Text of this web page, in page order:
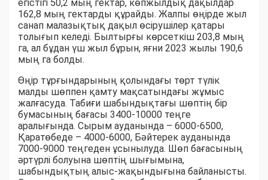
егістігі 50,2 мың гектар, көпжылдық дақылдар
162,8 мың гектарды құрайды. Жалпы өңірде жыл
санап малазықтық дақыл өсірушілер қатары
толығып келеді. Былтырғы көрсеткіш 203,8 мың
га, ал бұдан үш жыл бұрын, яғни 2023 жылы 190,6
мың га болды.
Өңір тұрғындарының қолындағы төрт түлік
малды шөппен қамту мақсатындағы жұмыс
жалғасуда. Табиғи шабындықтағы шөптің бір
бумасының бағасы 3400-10000 теңге
аралығында. Сырым ауданында – 6000-6500,
Қаратөбеде – 4000-6000, Бәйтерек ауданында
7000-9000 теңгеден ұсынылуда. Шөп бағасының
әртүрлі болуына шөптің шығымына,
шабындықтың алыс-жақындығына байланысты.